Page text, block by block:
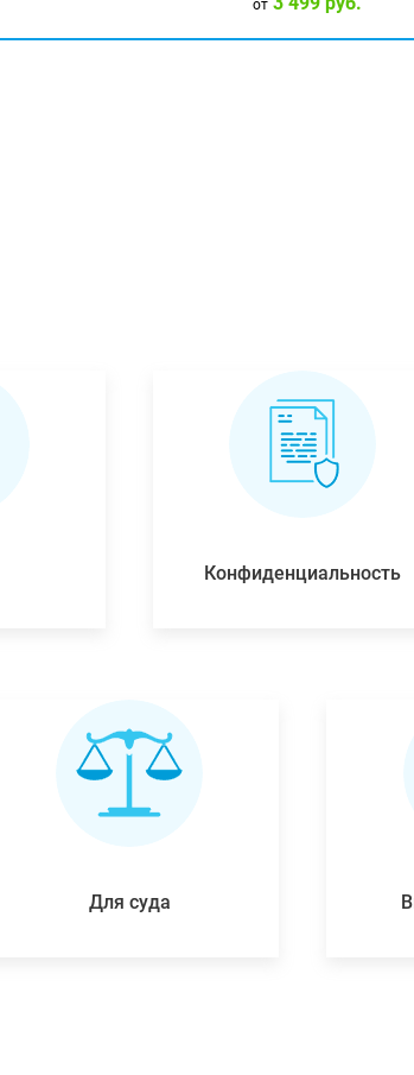
от
Конфиденциальность
Для суда